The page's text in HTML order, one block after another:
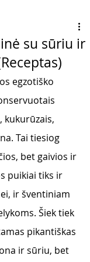
su sūriu ir
egzotiško
kukurūzais,
Tai tiesiog
bet gaivios ir
puikiai tiks ir
ir šventiniam
Šiek tiek
pikantiškas
ir sūriu, bet